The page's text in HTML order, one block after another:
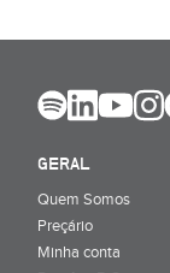
GERAL
Quem Somos
Preçário
Minha conta